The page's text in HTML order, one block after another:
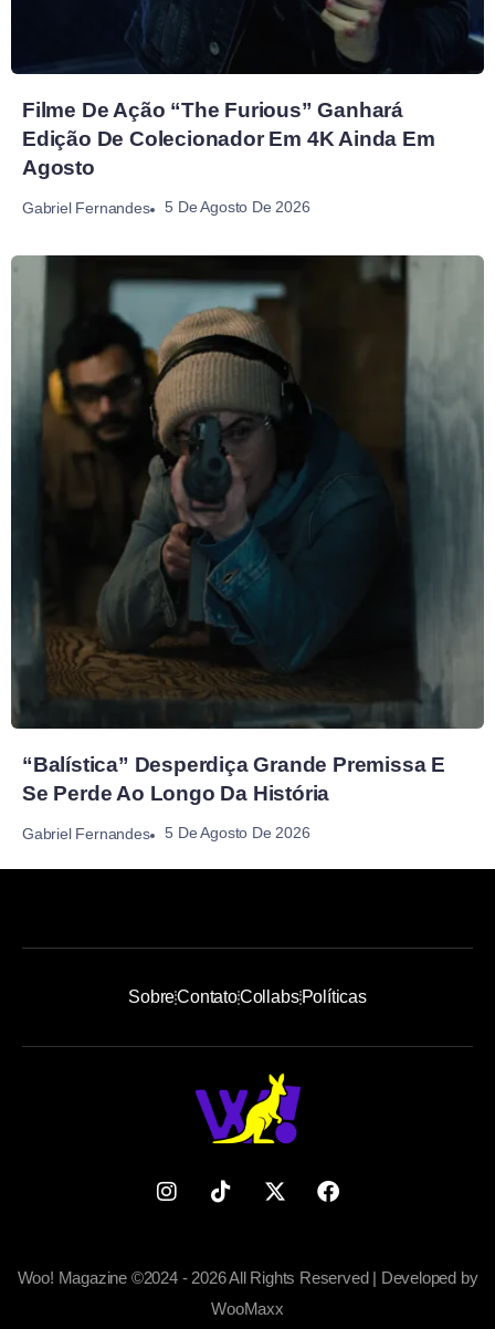
Filme De Ação “The Furious” Ganhará
Edição De Colecionador Em 4K Ainda Em
Agosto
Gabriel Fernandes 5 De Agosto De 2026
“Balística” Desperdiça Grande Premissa E
Se Perde Ao Longo Da História
Gabriel Fernandes 5 De Agosto De 2026
SobreContatoCollabsPolíticas
Woo! Magazine ©2024 - 2026 All Rights Reserved | Developed by
WooMaxx